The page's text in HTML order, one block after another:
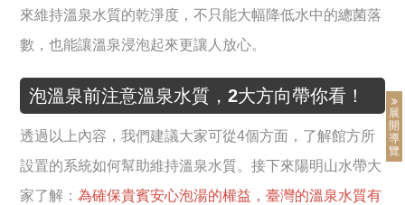
來維持溫泉水質的乾淨度，不只能大幅降低水中的總菌落
數，也能讓溫泉浸泡起來更讓人放心。
泡溫泉前注意溫泉水質，2大方向帶你看！
透過以上內容，我們建議大家可從4個方面，了解館方所
設置的系統如何幫助維持溫泉水質。接下來陽明山水帶大
家了解：為確保貴賓安心泡湯的權益，臺灣的溫泉水質有
展
開
導
覽